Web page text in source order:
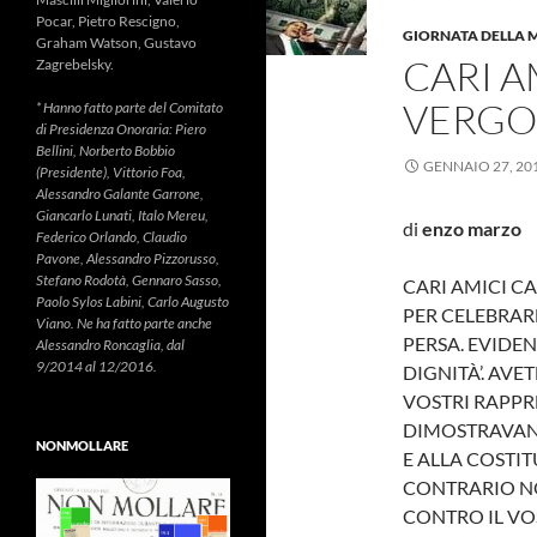
GIORNATA DELLA
CARI
GENNAIO 27,
di enzo marzo
CARI AMICI
PER
PERSA.
DIGNITÀ’.
VOSTRI
E ALLA
CONTRARIO
CONTRO IL
Pocar, Pietro Rescigno,
Graham Watson, Gustavo
Zagrebelsky.
* Hanno fatto parte del Comitato
di Presidenza Onoraria: Piero
Bellini, Norberto Bobbio
(Presidente), Vittorio Foa,
Alessandro Galante Garrone,
Giancarlo Lunati, Italo Mereu,
Federico Orlando, Claudio
Pavone, Alessandro Pizzorusso,
Stefano Rodotà, Gennaro Sasso,
Paolo Sylos Labini, Carlo Augusto
Viano. Ne ha fatto parte anche
Alessandro Roncaglia, dal
9/2014 al 12/2016.
NONMOLLARE